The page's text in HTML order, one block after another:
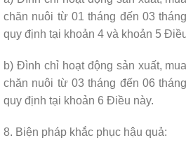
chăn nuôi từ 01 tháng đến 03
quy định tại khoản 4 và khoản 5
b) Đình chỉ hoạt động sản xuất,
chăn nuôi từ 03 tháng đến 06
quy định tại khoản 6 Điều này.
8. Biện pháp khắc phục hậu quả: